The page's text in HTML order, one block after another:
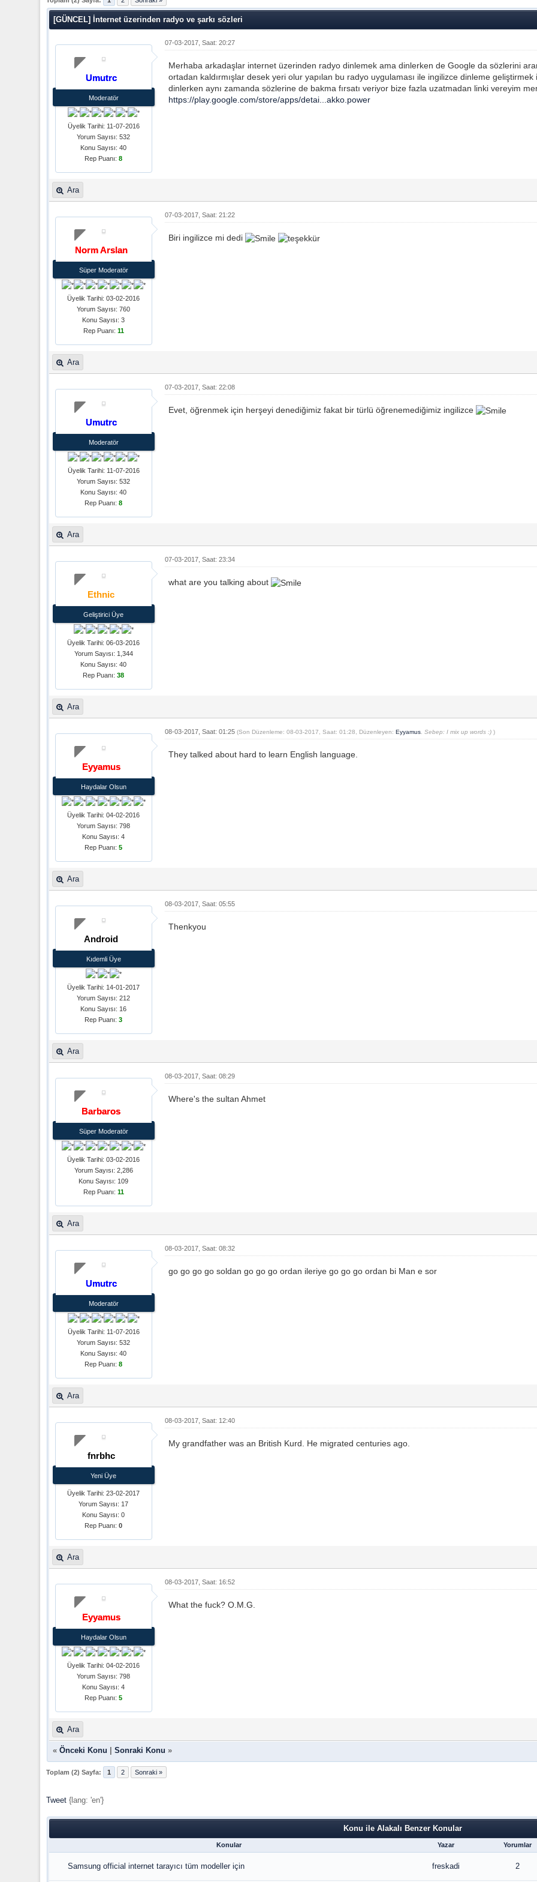
[GÜNCEL] İnternet üzerinden radyo ve şarkı sözleri
Umutrc
Moderatör
Üyelik Tarihi: 11-07-2016
Yorum Sayısı: 532
Konu Sayısı: 40
Rep Puanı: 8
07-03-2017, Saat: 20:27
Merhaba arkadaşlar internet üzerinden radyo dinlemek ama dinlerken de Google da sözlerini
ortadan kaldırmışlar desek yeri olur yapılan bu radyo uygulaması ile ingilizce dinleme
dinlerken aynı zamanda sözlerine de bakma fırsatı veriyor bize fazla uzatmadan linki vereyim
https://play.google.com/store/apps/detai...akko.power
Ara
Norm Arslan
Süper Moderatör
Üyelik Tarihi: 03-02-2016
Yorum Sayısı: 760
Konu Sayısı: 3
Rep Puanı: 11
07-03-2017, Saat: 21:22
Biri ingilizce mi dedi
Ara
Umutrc
Moderatör
Üyelik Tarihi: 11-07-2016
Yorum Sayısı: 532
Konu Sayısı: 40
Rep Puanı: 8
07-03-2017, Saat: 22:08
Evet, öğrenmek için herşeyi denediğimiz fakat bir türlü öğrenemediğimiz ingilizce
Ara
Ethnic
Geliştirici Üye
Üyelik Tarihi: 06-03-2016
Yorum Sayısı: 1,344
Konu Sayısı: 40
Rep Puanı: 38
07-03-2017, Saat: 23:34
what are you talking about
Ara
Eyyamus
Haydalar Olsun
Üyelik Tarihi: 04-02-2016
Yorum Sayısı: 798
Konu Sayısı: 4
Rep Puanı: 5
08-03-2017, Saat: 01:25(Son Düzenleme: 08-03-2017, Saat: 01:28, Düzenleyen:Eyyamus Sebep: I mix up words :) )
They talked about hard to learn English language.
Ara
Android
Kıdemli Üye
Üyelik Tarihi: 14-01-2017
Yorum Sayısı: 212
Konu Sayısı: 16
Rep Puanı: 3
08-03-2017, Saat: 05:55
Thenkyou
Ara
Barbaros
Süper Moderatör
Üyelik Tarihi: 03-02-2016
Yorum Sayısı: 2,286
Konu Sayısı: 109
Rep Puanı: 11
08-03-2017, Saat: 08:29
Where's the sultan Ahmet
Ara
Umutrc
Moderatör
Üyelik Tarihi: 11-07-2016
Yorum Sayısı: 532
Konu Sayısı: 40
Rep Puanı: 8
08-03-2017, Saat: 08:32
go go go go soldan go go go ordan ileriye go go go ordan bi Man e sor
Ara
fnrbhc
Yeni Üye
Üyelik Tarihi: 23-02-2017
Yorum Sayısı: 17
Konu Sayısı: 0
Rep Puanı: 0
08-03-2017, Saat: 12:40
My grandfather was an British Kurd. He migrated centuries ago.
Ara
Eyyamus
Haydalar Olsun
Üyelik Tarihi: 04-02-2016
Yorum Sayısı: 798
Konu Sayısı: 4
Rep Puanı: 5
08-03-2017, Saat: 16:52
What the fuck? O.M.G.
Ara
« Önceki Konu Sonraki Konu »
Toplam (2) Sayfa: 1 2 Sonraki »
Tweet {lang: 'en'}
Konu ile Alakalı Benzer Konular
Konular Yazar Yorumlar
Samsung official internet tarayıcı tüm modeller için freskadi 2